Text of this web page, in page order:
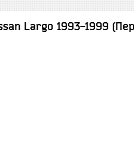
Largo 1993-1999